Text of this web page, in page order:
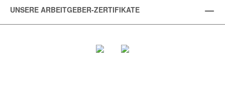
UNSERE ARBEITGEBER-ZERTIFIKATE